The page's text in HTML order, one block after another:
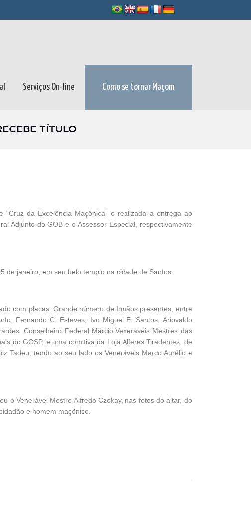
Serviços On-line Como se tornar Maçom
TÍTULO
da Excelência Maçônica” e realizada a entrega ao
Adjunto do GOB e o Assessor Especial, respectivamente
janeiro, em seu belo templo na cidade de Santos.
com placas. Grande número de Irmãos presentes, entre
Fernando C. Esteves, Ivo Miguel E. Santos, Ariovaldo
Conselheiro Federal Márcio.Veneraveis Mestres das
do GOSP, e uma comitiva da Loja Alferes Tiradentes, de
Tadeu, tendo ao seu lado os Veneráveis Marco Aurélio e
o Venerável Mestre Alfredo Czekay, nas fotos do altar, do
e homem maçônico.